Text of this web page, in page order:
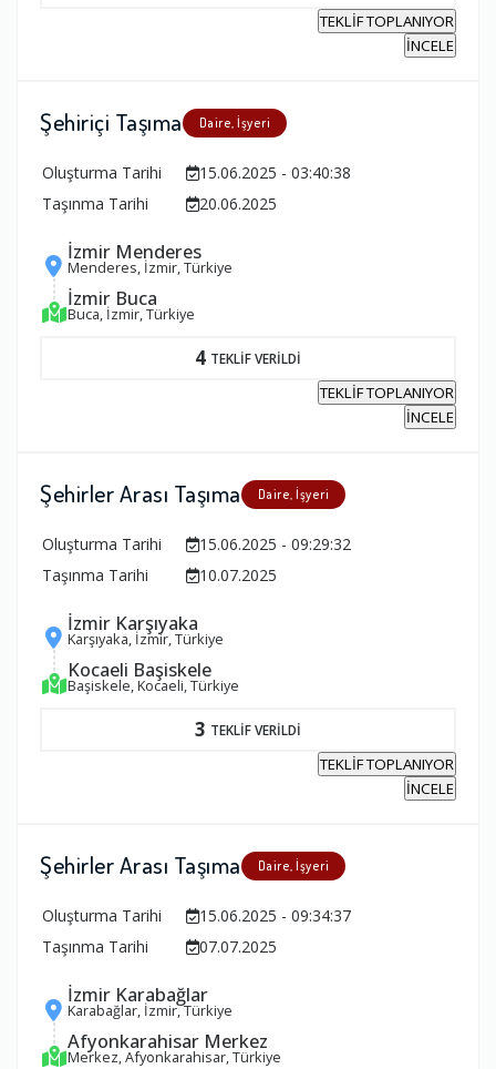
TEKLİF TOPLANIYOR
İNCELE
Şehiriçi Taşıma Daire, İşyeri
Oluşturma Tarihi
15.06.2025 - 03:40:38
Taşınma Tarihi
20.06.2025
İzmir Menderes
Menderes, İzmir, Türkiye
İzmir Buca
Buca, İzmir, Türkiye
4 TEKLİF VERİLDİ
TEKLİF TOPLANIYOR
İNCELE
Şehirler Arası Taşıma Daire, İşyeri
Oluşturma Tarihi
15.06.2025 - 09:29:32
Taşınma Tarihi
10.07.2025
İzmir Karşıyaka
Karşıyaka, İzmir, Türkiye
Kocaeli Başiskele
Başiskele, Kocaeli, Türkiye
3 TEKLİF VERİLDİ
TEKLİF TOPLANIYOR
İNCELE
Şehirler Arası Taşıma Daire, İşyeri
Oluşturma Tarihi
15.06.2025 - 09:34:37
Taşınma Tarihi
07.07.2025
İzmir Karabağlar
Karabağlar, İzmir, Türkiye
Afyonkarahisar Merkez
Merkez, Afyonkarahisar, Türkiye